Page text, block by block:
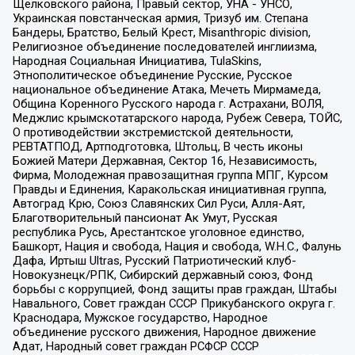
Щелковского района, Правый сектор, УНА - УНСО,
Украинская повстанческая армия, Тризуб им. Степана
Бандеры, Братство, Белый Крест, Misanthropic division,
Религиозное объединение последователей инглиизма,
Народная Социальная Инициатива, TulaSkins,
Этнополитическое объединение Русские, Русское
национальное объединение Атака, Мечеть Мирмамеда,
Община Коренного Русского народа г. Астрахани, ВОЛЯ,
Меджлис крымскотатарского народа, Рубеж Севера, ТОЙС,
О противодействии экстремистской деятельности,
РЕВТАТПОД, Артподготовка, Штольц, В честь иконы
Божией Матери Державная, Сектор 16, Независимость,
Фирма, Молодежная правозащитная группа МПГ, Курсом
Правды и Единения, Каракольская инициативная группа,
Автоград Крю, Союз Славянских Сил Руси, Алля-Аят,
Благотворительный пансионат Ак Умут, Русская
республика Русь, Арестантское уголовное единство,
Башкорт, Нация и свобода, Нация и свобода, W.H.С., Фалунь
Дафа, Иртыш Ultras, Русский Патриотический клуб-
Новокузнецк/РПК, Сибирский державный союз, Фонд
борьбы с коррупцией, Фонд защиты прав граждан, Штабы
Навального, Совет граждан СССР Прикубанского округа г.
Краснодара, Мужское государство, Народное
объединение русского движения, Народное движение
Адат, Народный совет граждан РСФСР СССР